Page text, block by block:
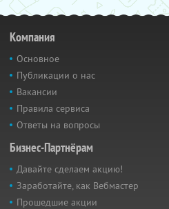
Компания
Основное
Публикации о нас
Вакансии
Правила сервиса
Ответы на вопросы
Бизнес-Партнёрам
Давайте сделаем акцию!
Заработайте, как Вебмастер
Прошедшие акции